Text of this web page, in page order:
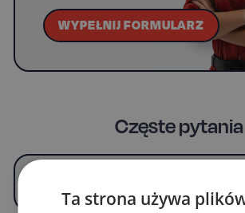
WYPEŁNIJ FORMULARZ
Częste pytania
klasycznych OMEVO EVA
Ta strona używa